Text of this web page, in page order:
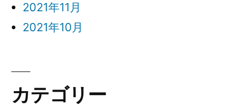
2021年11月
2021年10月
カテゴリー